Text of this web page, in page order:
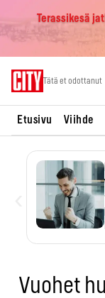
Terassikesä
Tätä et odottanut
Etusivu Viihde
Vuohet